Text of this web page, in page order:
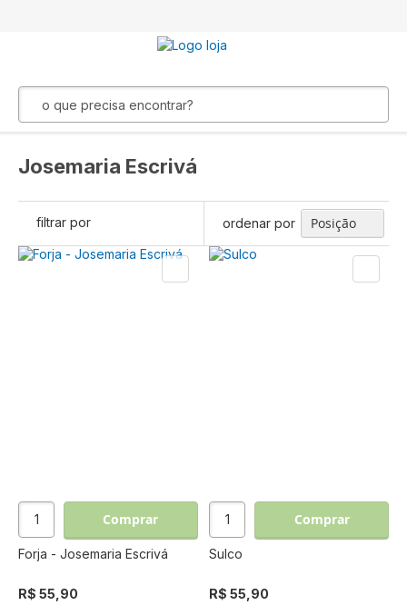
Josemaria Escrivá
ordenar por
Comprar
Forja - Josemaria Escrivá
R$ 55,90
Comprar
Sulco
R$ 55,90
filtrar por